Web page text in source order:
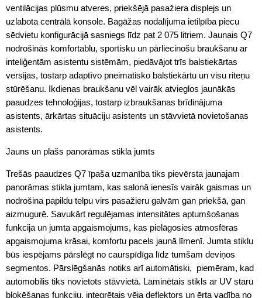
ventilācijas plūsmu atveres, priekšējā pasažiera displejs un
uzlabota centrālā konsole. Bagāžas nodalījuma ietilpība piecu
sēdvietu konfigurācijā sasniegs līdz pat 2 075 litriem. Jaunais Q7
nodrošinās komfortablu, sportisku un pārliecinošu braukšanu ar
inteliģentām asistentu sistēmām, piedāvājot trīs balstiekārtas
versijas, tostarp adaptīvo pneimatisko balstiekārtu un visu riteņu
stūrēšanu. Ikdienas braukšanu vēl vairāk atvieglos jaunākās
paaudzes tehnoloģijas, tostarp izbraukšanas brīdinājuma
asistents, ārkārtas situāciju asistents un stāvvietā novietošanas
asistents.
Jauns un plašs panorāmas stikla jumts
Trešās paaudzes Q7 īpaša uzmanība tiks pievērsta jaunajam
panorāmas stikla jumtam, kas salonā ienesīs vairāk gaismas un
nodrošina papildu telpu virs pasažieru galvām gan priekšā, gan
aizmugurē. Savukārt regulējamas intensitātes aptumšošanas
funkcija un jumta apgaismojums, kas pielāgosies atmosfēras
apgaismojuma krāsai, komfortu pacels jaunā līmenī. Jumta stiklu
būs iespējams pārslēgt no caurspīdīga līdz tumšam deviņos
segmentos. Pārslēgšanās notiks arī automātiski, piemēram, kad
automobilis tiks novietots stāvvietā. Laminētais stikls ar UV staru
bloķēšanas funkciju, integrētais vēja deflektors un ērta vadība no